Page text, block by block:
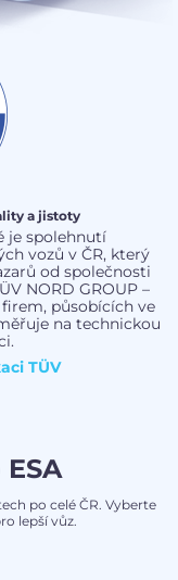
a jistoty
je spolehnutí
vozů v ČR, který
od společnosti
NORD GROUP –
působících ve
na technickou
TÜV
po celé ČR. Vyberte
lepší vůz.